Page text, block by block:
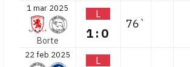
1 mar 2025
Borte
L
1:0
76`
22 feb 2025 L